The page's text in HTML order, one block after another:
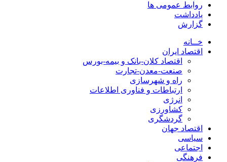
روابط عمومی ها
یادداشت
گزارش
خــانه
اقتصاد ایران
اقتصاد کلان-بانک و بیمه-بورس
صنعت-معدن-تجارت
راه و شهرسازی
ارتباطات و فناوری اطلاعات
انرژی
کشاورزی
گردشگری
اقتصاد جهان
سیاسی
اجتماعی
فرهنگی